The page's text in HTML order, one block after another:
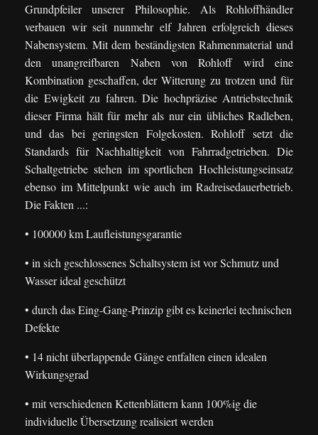
Grundpfeiler unserer Philosophie. Als Rohloffhändler
verbauen wir seit nunmehr elf Jahren erfolgreich dieses
Nabensystem. Mit dem beständigsten Rahmenmaterial und
den unangreifbaren Naben von Rohloff wird eine
Kombination geschaffen, der Witterung zu trotzen und für
die Ewigkeit zu fahren. Die hochpräzise Antriebstechnik
dieser Firma hält für mehr als nur ein übliches Radleben,
und das bei geringsten Folgekosten. Rohloff setzt die
Standards für Nachhaltigkeit von Fahrradgetrieben. Die
Schaltgetriebe stehen im sportlichen Hochleistungseinsatz
ebenso im Mittelpunkt wie auch im Radreisedauerbetrieb.
Die Fakten ...:
• 100000 km Laufleistungsgarantie
• in sich geschlossenes Schaltsystem ist vor Schmutz und
Wasser ideal geschützt
• durch das Eing-Gang-Prinzip gibt es keinerlei technischen
Defekte
• 14 nicht überlappende Gänge entfalten einen idealen
Wirkungsgrad
• mit verschiedenen Kettenblättern kann 100%ig die
individuelle Übersetzung realisiert werden